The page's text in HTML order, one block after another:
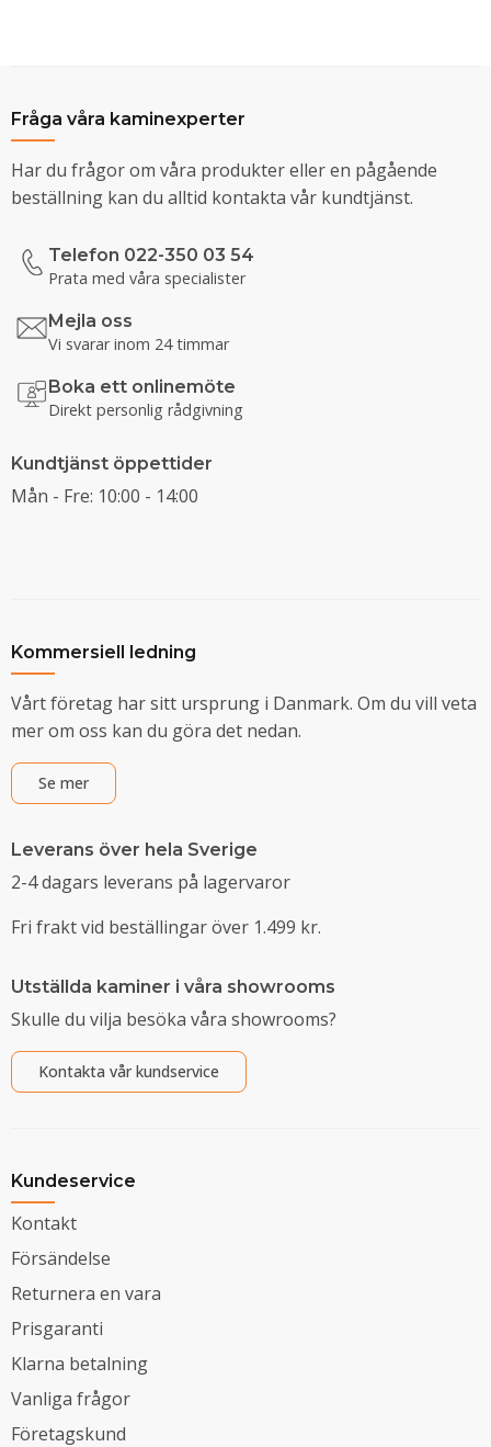
Fråga våra kaminexperter
Har du frågor om våra produkter eller en pågående
beställning kan du alltid kontakta vår kundtjänst.
Telefon 022-350 03 54
Prata med våra specialister
Mejla oss
Vi svarar inom 24 timmar
Boka ett onlinemöte
Direkt personlig rådgivning
Kundtjänst öppettider
Mån - Fre: 10:00 - 14:00
Kommersiell ledning
Vårt företag har sitt ursprung i Danmark. Om du vill veta
mer om oss kan du göra det nedan.
Se mer
Leverans över hela Sverige
2-4 dagars leverans på lagervaror
Fri frakt vid beställingar över 1.499 kr.
Utställda kaminer i våra showrooms
Skulle du vilja besöka våra showrooms?
Kontakta vår kundservice
Kundeservice
Kontakt
Försändelse
Returnera en vara
Prisgaranti
Klarna betalning
Vanliga frågor
Företagskund